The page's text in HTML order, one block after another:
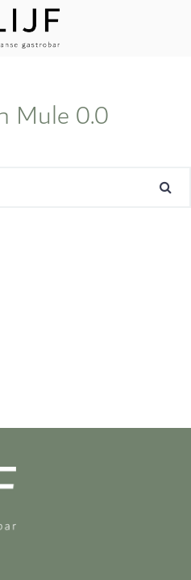
GASTROBAR IN SITTARD
Mule 0.0